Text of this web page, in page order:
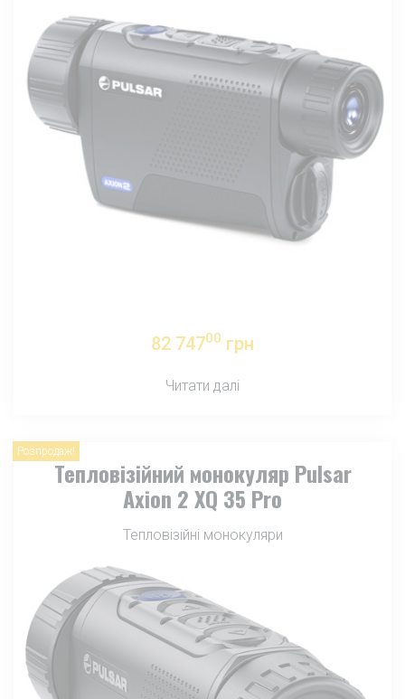
82 74700 грн
Читати далі
Розпродаж!
Тепловізійний монокуляр Pulsar
Axion 2 XQ 35 Pro
Тепловізійні монокуляри